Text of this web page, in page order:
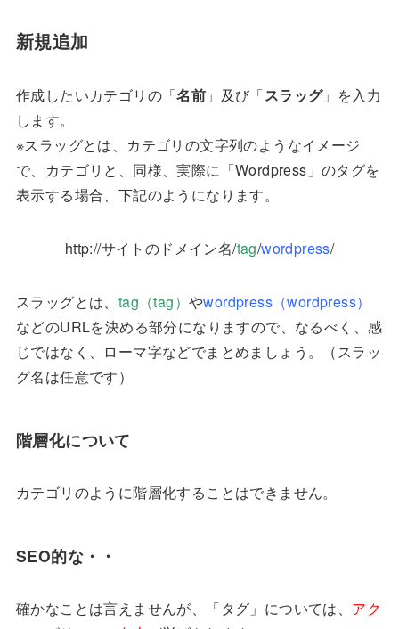
新規追加
作成したいカテゴリの「名前 」及び「スラッグ」を入力
します。
※スラッグとは、カテゴリの文字列のようなイメージ
で、カテゴリと、同様、実際に「Wordpress」のタグを
表示する場合、下記のようになります。
http://サイトのドメイン名/tag/wordpress/
スラッグとは、 tag（tag） やwordpress（wordpress）
などのURLを決める部分になりますので、なるべく、感
じではなく、ローマ字などでまとめましょう。（スラッ
グ名は任意です）
階層化について
カテゴリのように階層化することはできません。
SEO的な・・
確かなことは言えませんが、「タグ」については、 アク